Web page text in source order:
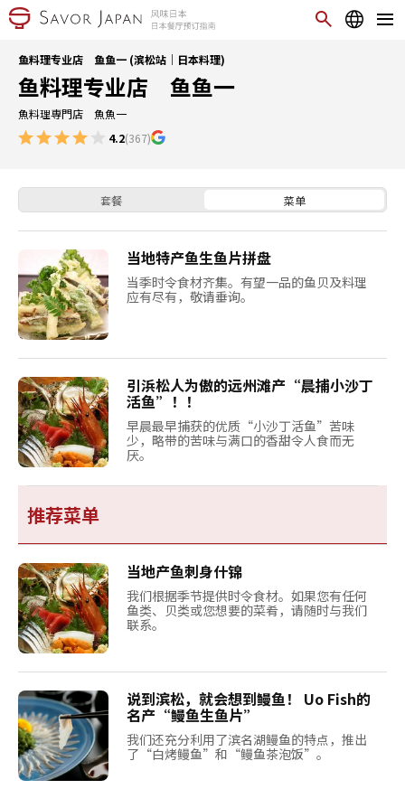
鱼料理专业店 鱼鱼一 (滨松站｜日本料理)
鱼料理专业店 鱼鱼一
魚料理専門店 魚魚一
4.2(367)
套餐 菜单
当地特产鱼生鱼片拼盘
当季时令食材齐集。有望一品的鱼贝及料理
应有尽有，敬请垂询。
引浜松人为傲的远州滩产“晨捕小沙丁
活鱼”！！
早晨最早捕获的优质“小沙丁活鱼”苦味
少，略带的苦味与满口的香甜令人食而无
厌。
推荐菜单
当地产鱼刺身什锦
我们根据季节提供时令食材。如果您有任何
鱼类、贝类或您想要的菜肴，请随时与我们
联系。
说到滨松，就会想到鳗鱼！ Uo Fish的
名产“鳗鱼生鱼片”
我们还充分利用了滨名湖鳗鱼的特点，推出
了“白烤鳗鱼”和“鳗鱼茶泡饭”。